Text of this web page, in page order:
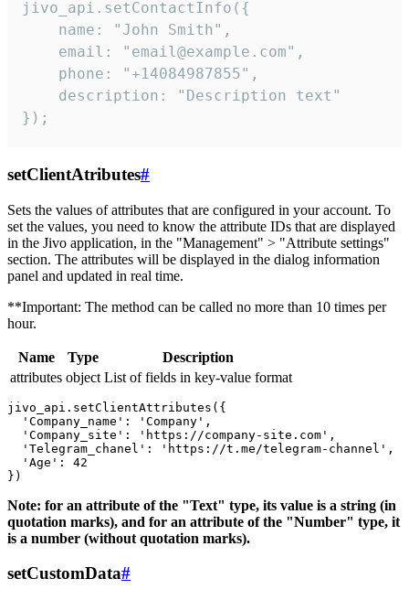
jivo_api.setContactInfo({
    name: "John Smith",
    email: "email@example.com",
    phone: "+14084987855",
    description: "Description text"
});
setClientAtributes#
Sets the values ​​of attributes that are configured in your account. To
set the values, you need to know the attribute IDs that are displayed
in the Jivo application, in the "Management" > "Attribute settings"
section. The attributes will be displayed in the dialog information
panel and updated in real time.
**Important: The method can be called no more than 10 times per
hour.
Name Type
Description
attributes object List of fields in key-value format
jivo_api.setClientAttributes({
  'Company_name': 'Company',
  'Company_site': 'https://company-site.com',
  'Telegram_chanel': 'https://t.me/telegram-channel',
  'Age': 42
Note: for an attribute of the "Text" type, its value is a string (in
quotation marks), and for an attribute of the "Number" type, it
is a number (without quotation marks).
setCustomData#